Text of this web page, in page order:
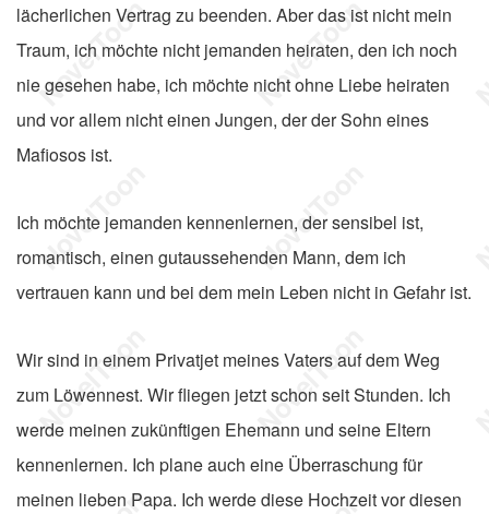
lächerlichen Vertrag zu beenden. Aber das ist nicht mein
Traum, ich möchte nicht jemanden heiraten, den ich noch
nie gesehen habe, ich möchte nicht ohne Liebe heiraten
und vor allem nicht einen Jungen, der der Sohn eines
Mafiosos ist.
Ich möchte jemanden kennenlernen, der sensibel ist,
romantisch, einen gutaussehenden Mann, dem ich
vertrauen kann und bei dem mein Leben nicht in Gefahr ist.
Wir sind in einem Privatjet meines Vaters auf dem Weg
zum Löwennest. Wir fliegen jetzt schon seit Stunden. Ich
werde meinen zukünftigen Ehemann und seine Eltern
kennenlernen. Ich plane auch eine Überraschung für
meinen lieben Papa. Ich werde diese Hochzeit vor diesen